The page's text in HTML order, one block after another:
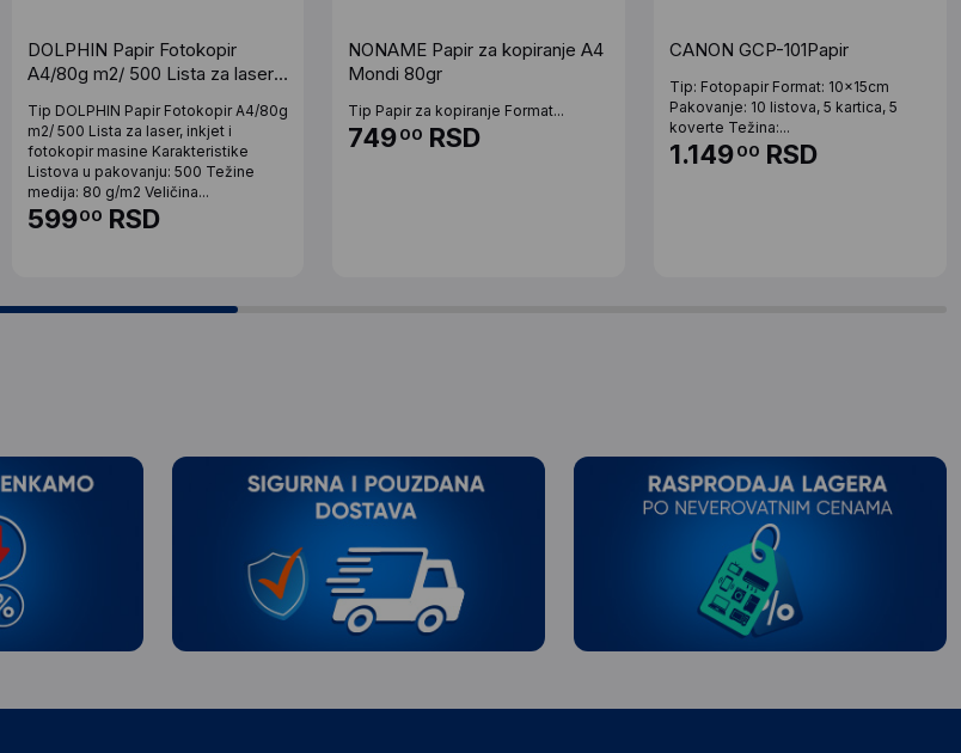
DOLPHIN Papir Fotokopir
A4/80g m2/ 500 Lista za laser,
papira (44387)
Tip DOLPHIN Papir Fotokopir A4/80g
m2/ 500 Lista za laser, inkjet i
fotokopir masine Karakteristike
Listova u pakovanju: 500 Težine
medija: 80 g/m2 Veličina...
59900 RSD
NONAME Papir za kopiranje A4
Mondi 80gr
Tip Papir za kopiranje Format...
74900 RSD
CANON GCP-101Papir
Tip: Fotopapir Format: 10x15cm
Pakovanje: 10 listova, 5 kartica, 5
koverte Težina:...
1.14900 RSD